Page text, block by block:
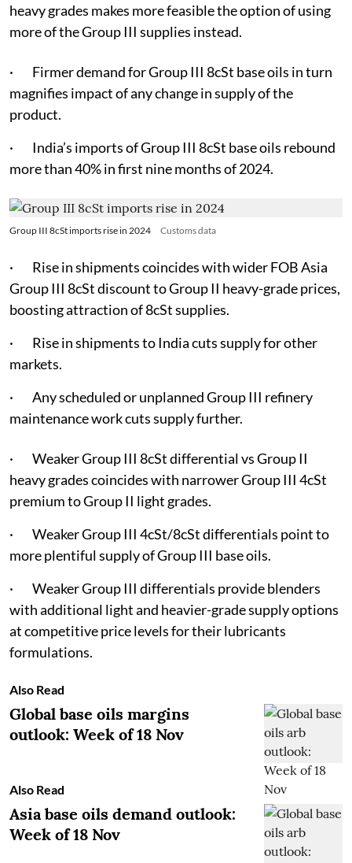
heavy grades makes more feasible the option of using
more of the Group III supplies instead.
· Firmer demand for Group III 8cSt base oils in turn
magnifies impact of any change in supply of the
product.
· India’s imports of Group III 8cSt base oils rebound
more than 40% in first nine months of 2024.
Group III 8cSt imports rise in 2024 Customs data
· Rise in shipments coincides with wider FOB Asia
Group III 8cSt discount to Group II heavy-grade prices,
boosting attraction of 8cSt supplies.
· Rise in shipments to India cuts supply for other
markets.
· Any scheduled or unplanned Group III refinery
maintenance work cuts supply further.
· Weaker Group III 8cSt differential vs Group II
heavy grades coincides with narrower Group III 4cSt
premium to Group II light grades.
· Weaker Group III 4cSt/8cSt differentials point to
more plentiful supply of Group III base oils.
· Weaker Group III differentials provide blenders
with additional light and heavier-grade supply options
at competitive price levels for their lubricants
formulations.
Also Read
Global base oils margins
outlook: Week of 18 Nov
Also Read
Asia base oils demand outlook:
Week of 18 Nov